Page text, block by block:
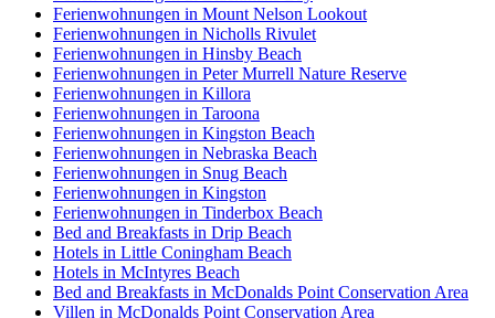
Ferienwohnungen in Mount Nelson Lookout
Ferienwohnungen in Nicholls Rivulet
Ferienwohnungen in Hinsby Beach
Ferienwohnungen in Peter Murrell Nature Reserve
Ferienwohnungen in Killora
Ferienwohnungen in Taroona
Ferienwohnungen in Kingston Beach
Ferienwohnungen in Nebraska Beach
Ferienwohnungen in Snug Beach
Ferienwohnungen in Kingston
Ferienwohnungen in Tinderbox Beach
Bed and Breakfasts in Drip Beach
Hotels in Little Coningham Beach
Hotels in McIntyres Beach
Bed and Breakfasts in McDonalds Point Conservation Area
Villen in McDonalds Point Conservation Area